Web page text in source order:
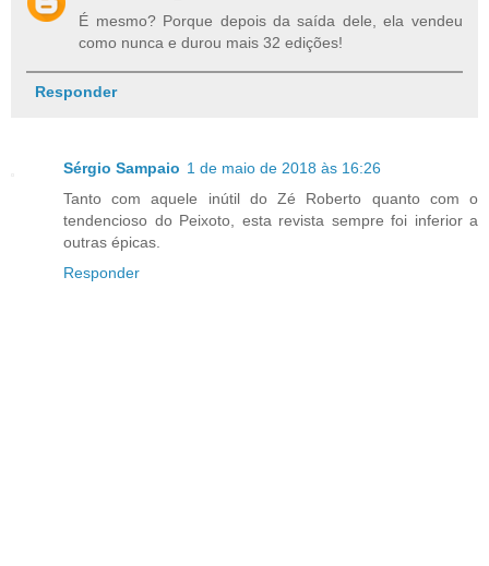
É mesmo? Porque depois da saída dele, ela vendeu
como nunca e durou mais 32 edições!
Responder
Sérgio Sampaio 1 de maio de 2018 às 16:26
Tanto com aquele inútil do Zé Roberto quanto com o
tendencioso do Peixoto, esta revista sempre foi inferior a
outras épicas.
Responder